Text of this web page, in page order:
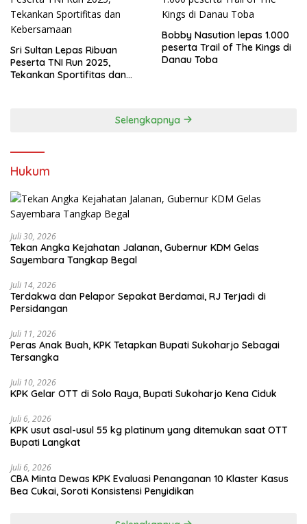
Sri Sultan Lepas Ribuan
Peserta TNI Run 2025,
Tekankan Sportifitas dan
Bobby Nasution lepas 1.000
peserta Trail of The Kings di
Danau Toba
Selengkapnya
Hukum
Juli 30, 2026
Tekan Angka Kejahatan Jalanan, Gubernur KDM Gelas
Sayembara Tangkap Begal
Juli 14, 2026
Terdakwa dan Pelapor Sepakat Berdamai, RJ Terjadi di
Persidangan
Juli 11, 2026
Peras Anak Buah, KPK Tetapkan Bupati Sukoharjo Sebagai
Tersangka
Juli 10, 2026
KPK Gelar OTT di Solo Raya, Bupati Sukoharjo Kena Ciduk
Juli 6, 2026
KPK usut asal-usul 55 kg platinum yang ditemukan saat OTT
Bupati Langkat
Juli 6, 2026
CBA Minta Dewas KPK Evaluasi Penanganan 10 Klaster Kasus
Bea Cukai, Soroti Konsistensi Penyidikan